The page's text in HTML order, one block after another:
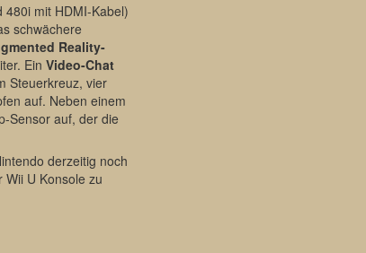
mit HDMI-Kabel)
schwächere
Reality-
Ein Video-Chat
Steuerkreuz, vier
auf. Neben einem
Sensor auf, der die
derzeitig noch
U Konsole zu